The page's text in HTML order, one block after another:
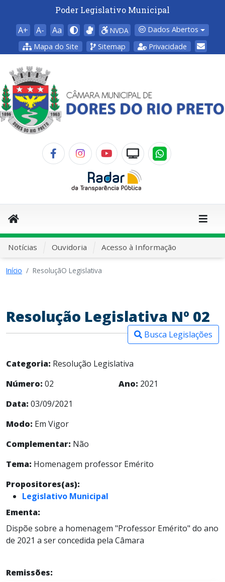
Poder Legislativo Municipal
A+ A- Aa NVDA
Dados Abertos
Mapa do Site
Sitemap Privacidade
Notícias Ouvidoria Acesso à Informação
Início ResoluçãO Legislativa
Resolução Legislativa Nº 02
Busca Legislações
Categoria: Resolução Legislativa
Número: 02 Ano: 2021
Data: 03/09/2021
Modo: Em Vigor
Complementar: Não
Tema: Homenagem professor Emérito
Propositores(as):
Legislativo Municipal
Ementa:
Dispõe sobre a homenagem "Professor Emérito" do ano
de 2021 a ser concedida pela Câmara
Remissões: